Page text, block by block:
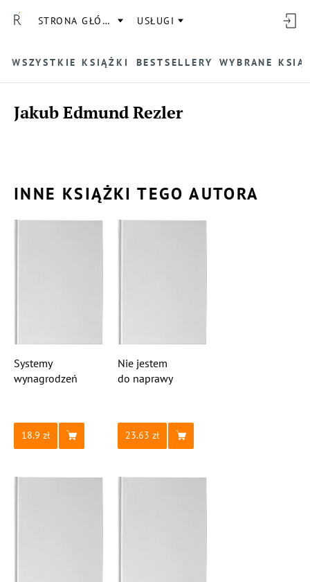
STRONA GŁÓWNA USŁUGI
WSZYSTKIE KSIĄŻKI BESTSELLERY WYBRANE
Jakub Edmund Rezler
INNE KSIĄŻKI TEGO AUTORA
Systemy
wynagrodzeń
18.9
Nie jestem
do naprawy
23.63